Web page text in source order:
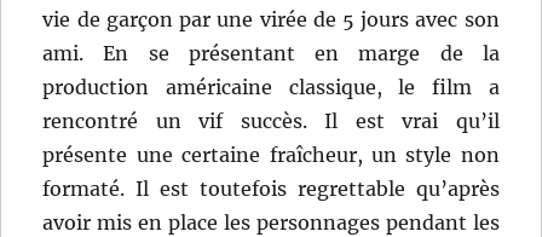
vie de garçon par une virée de 5 jours avec son
ami. En se présentant en marge de la
production américaine classique, le film a
rencontré un vif succès. Il est vrai qu’il
présente une certaine fraîcheur, un style non
formaté. Il est toutefois regrettable qu’après
avoir mis en place les personnages pendant les